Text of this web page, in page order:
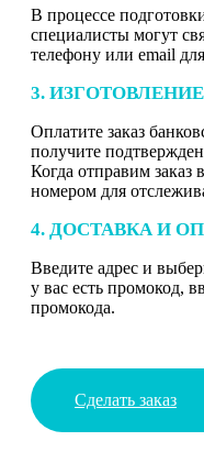
В процессе
специалисты могут
телефону или email
3. ИЗГОТОВЛЕНИЕ
Оплатите заказ
получите
Когда отправим заказ
номером для
4. ДОСТАВКА И
Введите адрес и
у вас есть промокод,
промокода.
Сделать заказ